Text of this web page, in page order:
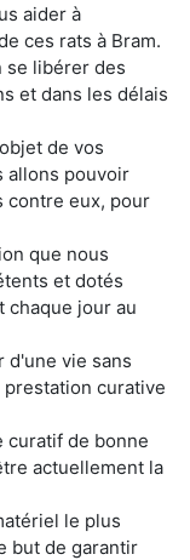
aider à
ces rats à Bram.
se libérer des
et dans les délais
de vos
allons pouvoir
contre eux, pour
que nous
et dotés
chaque jour au
d'une vie sans
curative
curatif de bonne
actuellement la
le plus
but de garantir